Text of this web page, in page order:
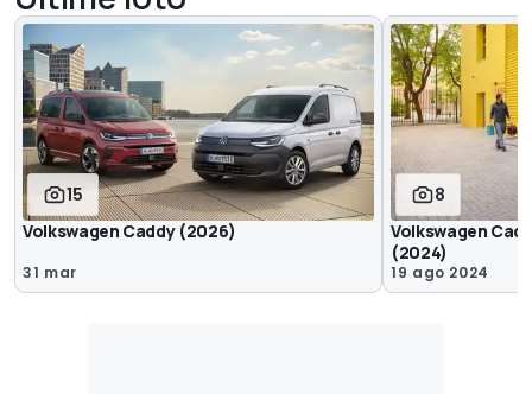
15
Volkswagen Caddy (2026)
31 mar
8
Volkswagen
(2024)
19 ago 2024